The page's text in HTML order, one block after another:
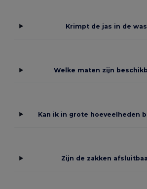
Krimpt de jas in de
Welke maten zijn
Kan ik in grote hoeveelheden
Zijn de zakken